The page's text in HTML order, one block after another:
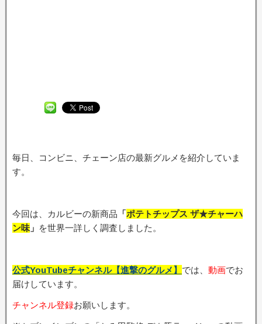
毎日、コンビニ、チェーン店の最新グルメを紹介していま
す。
今回は、カルビーの新商品 「ポテトチップス ザ★チャーハ
ン味 」 を世界一詳しく調査しました。
公式YouTubeチャンネル【進撃のグルメ】 では、 動画でお
届けしています。
チャンネル登録お願いします。